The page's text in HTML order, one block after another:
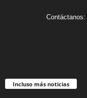
Contáctanos:
Incluso más noticias